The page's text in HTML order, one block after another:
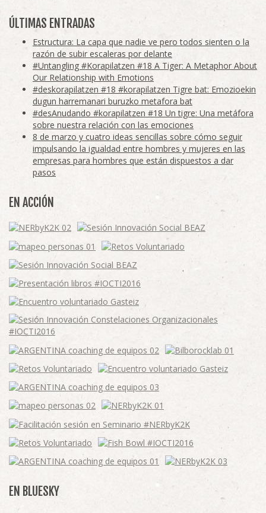
ÚLTIMAS ENTRADAS
Estructura: La capa que nadie ve pero todos sienten o la
razón de subir escaleras por delante
#Untangling #Korapilatzen #18 A Tiger: A Metaphor About
Our Relationship with Emotions
#deskorapilatzen #18 #korapilatzen Tigre bat: Emozioekin
dugun harremanari buruzko metafora bat
#desAnudando #korapilatzen #18 Un tigre: Una metáfora
sobre nuestra relación con las emociones
8 de marzo y cuatro ideas sencillas sobre cómo seguir
impulsando la igualdad entre hombres y mujeres en las
empresas para hombres que están dispuestos a dar
pasos
EN ACCIÓN
EN BLUESKY